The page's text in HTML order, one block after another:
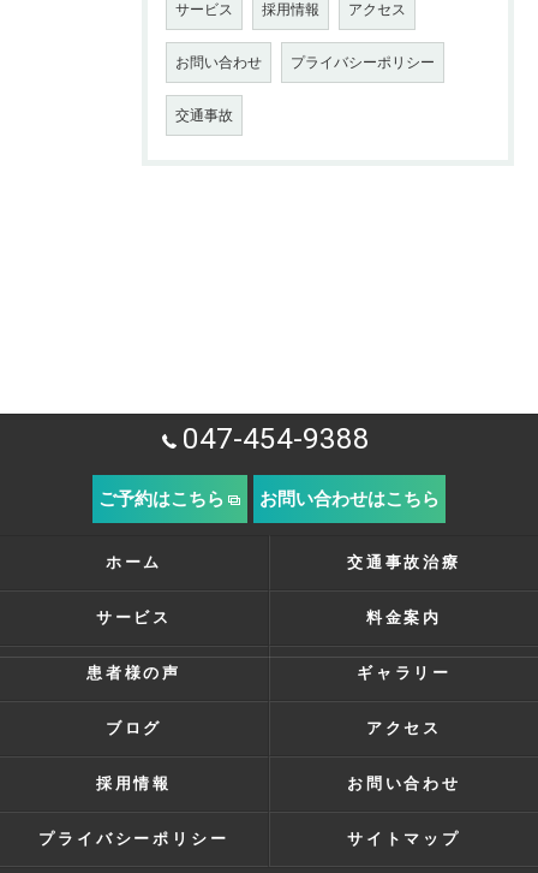
サービス 採用情報 アクセス
お問い合わせ プライバシーポリシー
交通事故
047-454-9388
ご予約はこちら お問い合わせはこちら
ホーム 交通事故治療
サービス 料金案内
患者様の声 ギャラリー
ブログ アクセス
採用情報 お問い合わせ
プライバシーポリシー サイトマップ